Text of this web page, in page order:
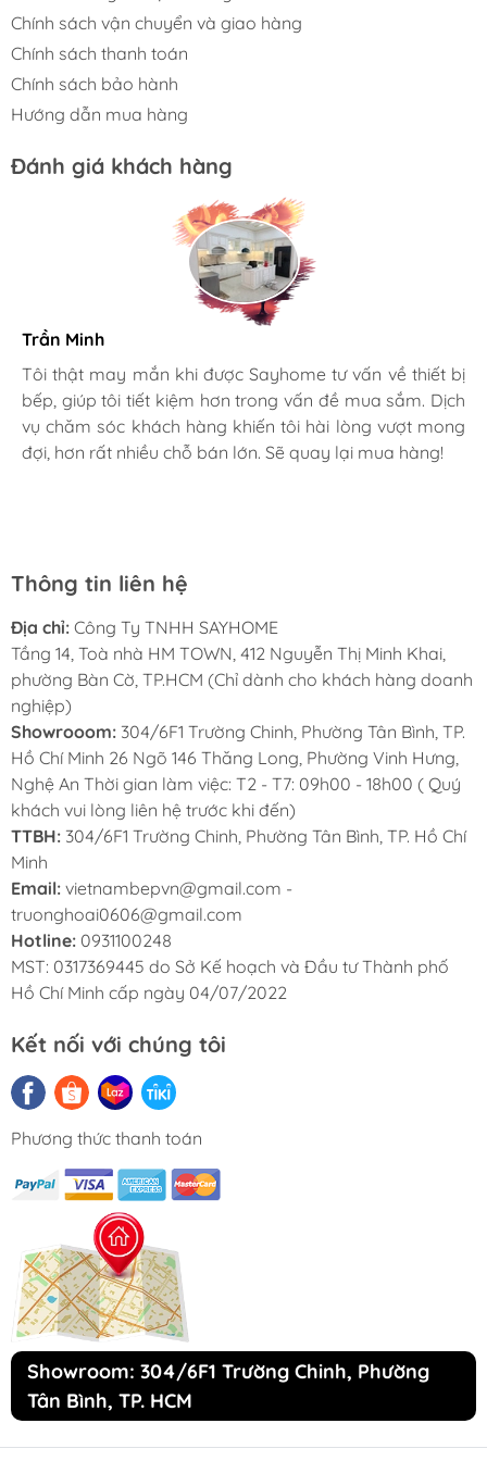
BỘ SƯU TẬP CÁC DÒNG SẢN PHẨM THIẾT
BỊ NHÀ BẾP
Chính sách vận chuyển và giao hàng
Chính sách thanh toán
Chính sách bảo hành
Hướng dẫn mua hàng
Đánh giá khách hàng
Gia đình bác sĩ X.A
Mình rất mê cách nhân viên tư vấn, chăm sóc khách tận
tình, chu đáo tại Sayhome. Mình đã mua 2 máy rửa bát
cho mình và bố mẹ chồng,chất lượng ổn định. Ở đây có
Trần Minh
Tôi thật may mắn khi được Sayhome tư vấn về thiết bị
bếp, giúp tôi tiết kiệm hơn trong vấn đề mua sắm. Dịch
vụ chăm sóc khách hàng khiến tôi hài lòng vượt mong
đợi, hơn rất nhiều chỗ bán lớn. Sẽ quay lại mua hàng!
Thông tin liên hệ
Địa chỉ: Công Ty TNHH SAYHOME
Tầng 14, Toà nhà HM TOWN, 412 Nguyễn Thị Minh Khai,
phường Bàn Cờ, TP.HCM (Chỉ dành cho khách hàng doanh
nghiệp)
Showrooom: 304/6F1 Trường Chinh, Phường Tân Bình, TP.
Hồ Chí Minh 26 Ngõ 146 Thăng Long, Phường Vinh Hưng,
Nghệ An Thời gian làm việc: T2 - T7: 09h00 - 18h00 ( Quý
khách vui lòng liên hệ trước khi đến)
TTBH: 304/6F1 Trường Chinh, Phường Tân Bình, TP. Hồ Chí
Minh
Email: vietnambepvn@gmail.com -
truonghoai0606@gmail.com
Hotline: 0931100248
MST: 0317369445 do Sở Kế hoạch và Đầu tư Thành phố
Hồ Chí Minh cấp ngày 04/07/2022
Kết nối với chúng tôi
Phương thức thanh toán
Showroom: 304/6F1 Trường Chinh, Phường
Tân Bình, TP. HCM